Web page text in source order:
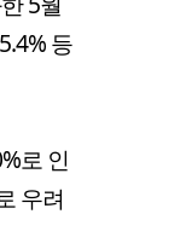
등
로 인
우려